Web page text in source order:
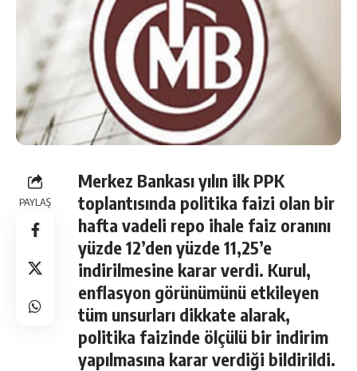
PAYLAŞ
Merkez Bankası yılın ilk PPK
toplantısında politika faizi olan bir
hafta vadeli repo ihale faiz oranını
yüzde 12’den yüzde 11,25’e
indirilmesine karar verdi. Kurul,
enflasyon görünümünü etkileyen
tüm unsurları dikkate alarak,
politika faizinde ölçülü bir indirim
yapılmasına karar verdiği bildirildi.